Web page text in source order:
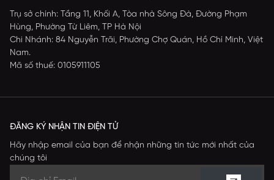
Trụ sở chính: Tầng 11, Khối A, Tòa nhà Sông Đà, Đường Phạm
Hùng, Phường Từ Liêm, TP Hà Nội
Chi Nhánh: 84 Nguyễn Trãi, Phường Chợ Quán, Hồ Chí Minh, Việt
Nam.
Mã số thuế: 0105911105
ĐĂNG KÝ NHẬN TIN ĐIỆN TỬ
Hãy nhập email của bạn để nhận những tin tức mới nhất của
chúng tôi